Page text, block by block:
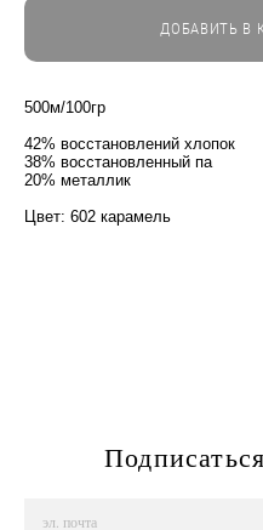
ДОБАВИТЬ В
500м/100гр
42% восстановлений хлопок
38% восстановленный па
20% металлик
Цвет: 602 карамель